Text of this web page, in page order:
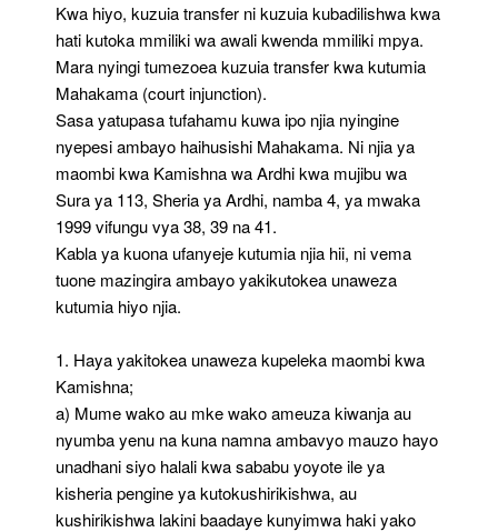
Kwa hiyo, kuzuia transfer ni kuzuia kubadilishwa kwa
hati kutoka mmiliki wa awali kwenda mmiliki mpya.
Mara nyingi tumezoea kuzuia transfer kwa kutumia
Mahakama (court injunction).
Sasa yatupasa tufahamu kuwa ipo njia nyingine
nyepesi ambayo haihusishi Mahakama. Ni njia ya
maombi kwa Kamishna wa Ardhi kwa mujibu wa
Sura ya 113, Sheria ya Ardhi, namba 4, ya mwaka
1999 vifungu vya 38, 39 na 41.
Kabla ya kuona ufanyeje kutumia njia hii, ni vema
tuone mazingira ambayo yakikutokea unaweza
kutumia hiyo njia.
1. Haya yakitokea unaweza kupeleka maombi kwa
Kamishna;
a) Mume wako au mke wako ameuza kiwanja au
nyumba yenu na kuna namna ambavyo mauzo hayo
unadhani siyo halali kwa sababu yoyote ile ya
kisheria pengine ya kutokushirikishwa, au
kushirikishwa lakini baadaye kunyimwa haki yako